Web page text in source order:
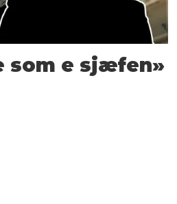
som e sjæfen»